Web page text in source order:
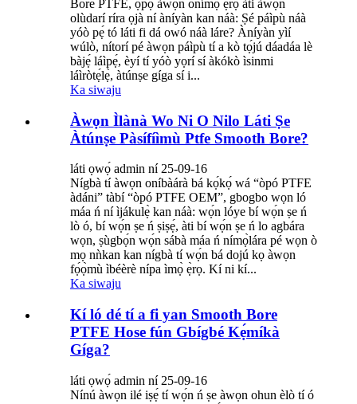
Bore PTFE, ọ̀pọ̀ àwọn onímọ̀ ẹ̀rọ àti àwọn
olùdarí ríra ọjà ní àníyàn kan náà: Ṣé páìpù náà
yóò pẹ́ tó láti fi dá owó náà láre? Àníyàn yìí
wúlò, nítorí pé àwọn páìpù tí a kò tọ́jú dáadáa lè
bàjẹ́ láìpẹ́, èyí tí yóò yọrí sí àkókò ìsinmi
láìròtẹ́lẹ̀, àtúnṣe gíga sí i...
Ka siwaju
Àwọn Ìlànà Wo Ni O Nilo Láti Ṣe
Àtúnṣe Pàsífíìmù Ptfe Smooth Bore?
láti ọwọ́ admin ní 25-09-16
Nígbà tí àwọn oníbàárà bá kọ́kọ́ wá “òpó PTFE
àdáni” tàbí “òpó PTFE OEM”, gbogbo wọn ló
máa ń ní ìjákulẹ̀ kan náà: wọ́n lóye bí wọ́n ṣe ń
lò ó, bí wọ́n ṣe ń ṣiṣẹ́, àti bí wọ́n ṣe ń lo agbára
wọn, ṣùgbọ́n wọ́n sábà máa ń nímọ̀lára pé wọn ò
mọ nǹkan kan nígbà tí wọ́n bá dojú kọ àwọn
fọ́ọ̀mù ìbéèrè nípa ìmọ̀ ẹ̀rọ. Kí ni kí...
Ka siwaju
Kí ló dé tí a fi yan Smooth Bore
PTFE Hose fún Gbígbé Kẹ́míkà
Gíga?
láti ọwọ́ admin ní 25-09-16
Nínú àwọn ilé iṣẹ́ tí wọ́n ń ṣe àwọn ohun èlò tí ó